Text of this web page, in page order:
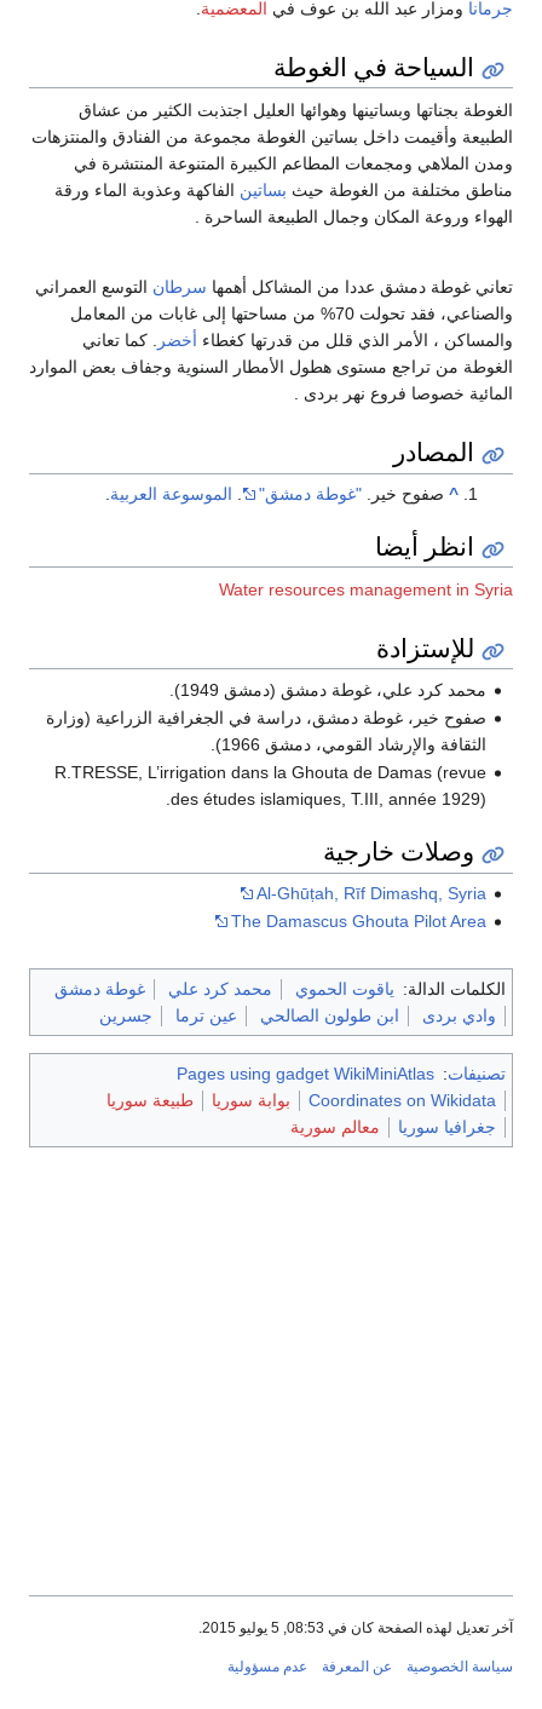
جرمانا ومزار عبد الله بن عوف في المعضمية
السياحة في الغوطة
الغوطة بجناتها وبساتينها وهوائها العليل اجتذبت الكثير من عشاق
الطبيعة وأقيمت داخل بساتين الغوطة مجموعة من الفنادق والمنتزهات
ومدن الملاهي ومجمعات المطاعم الكبيرة المتنوعة المنتشرة في
مناطق مختلفة من الغوطة حيث بساتين الفاكهة وعذوبة الماء ورقة
الهواء وروعة المكان وجمال الطبيعة الساحرة .
تعاني غوطة دمشق عددا من المشاكل أهمها سرطان التوسع العمراني
والصناعي، فقد تحولت 70% من مساحتها إلى غابات من المعامل
والمساكن ، الأمر الذي قلل من قدرتها كغطاء أخضر . كما تعاني
الغوطة من تراجع مستوى هطول الأمطار السنوية وجفاف بعض الموارد
المائية خصوصا فروع نهر بردى .
المصادر
^ صفوح خير. "غوطة دمشق" الموسوعة العربية
انظر أيضا
Water resources management in Syria
للإستزادة
محمد كرد علي، غوطة دمشق (دمشق 1949).
صفوح خير، غوطة دمشق، دراسة في الجغرافية الزراعية (وزارة
الثقافة والإرشاد القومي، دمشق 1966).
R.TRESSE, L’irrigation dans la Ghouta de Damas (revue
des études islamiques, T.III, année 1929).
وصلات خارجية
Al-Ghūṭah, Rīf Dimashq, Syria
The Damascus Ghouta Pilot Area
الكلمات الدالة: ياقوت الحموي محمد كرد علي
غوطة دمشق
وادي بردى
ابن طولون الصالحي عين ترما جسرين
تصنيفات:
Pages using gadget WikiMiniAtlas
Coordinates on Wikidata
بوابة سوريا
طبيعة سوريا
جغرافيا سوريا
معالم سورية
آخر تعديل لهذه الصفحة كان في 08:53, 5 يوليو 2015.
سياسة الخصوصية عن المعرفة عدم مسؤولية